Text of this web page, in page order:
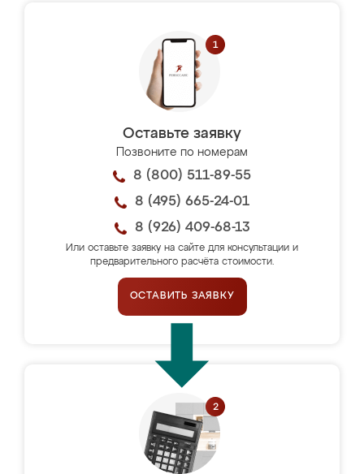
Оставьте заявку
Позвоните по номерам
8 (800) 511-89-55
8 (495) 665-24-01
8 (926) 409-68-13
Или оставьте заявку на сайте для консультации и
предварительного расчёта стоимости.
ОСТАВИТЬ ЗАЯВКУ